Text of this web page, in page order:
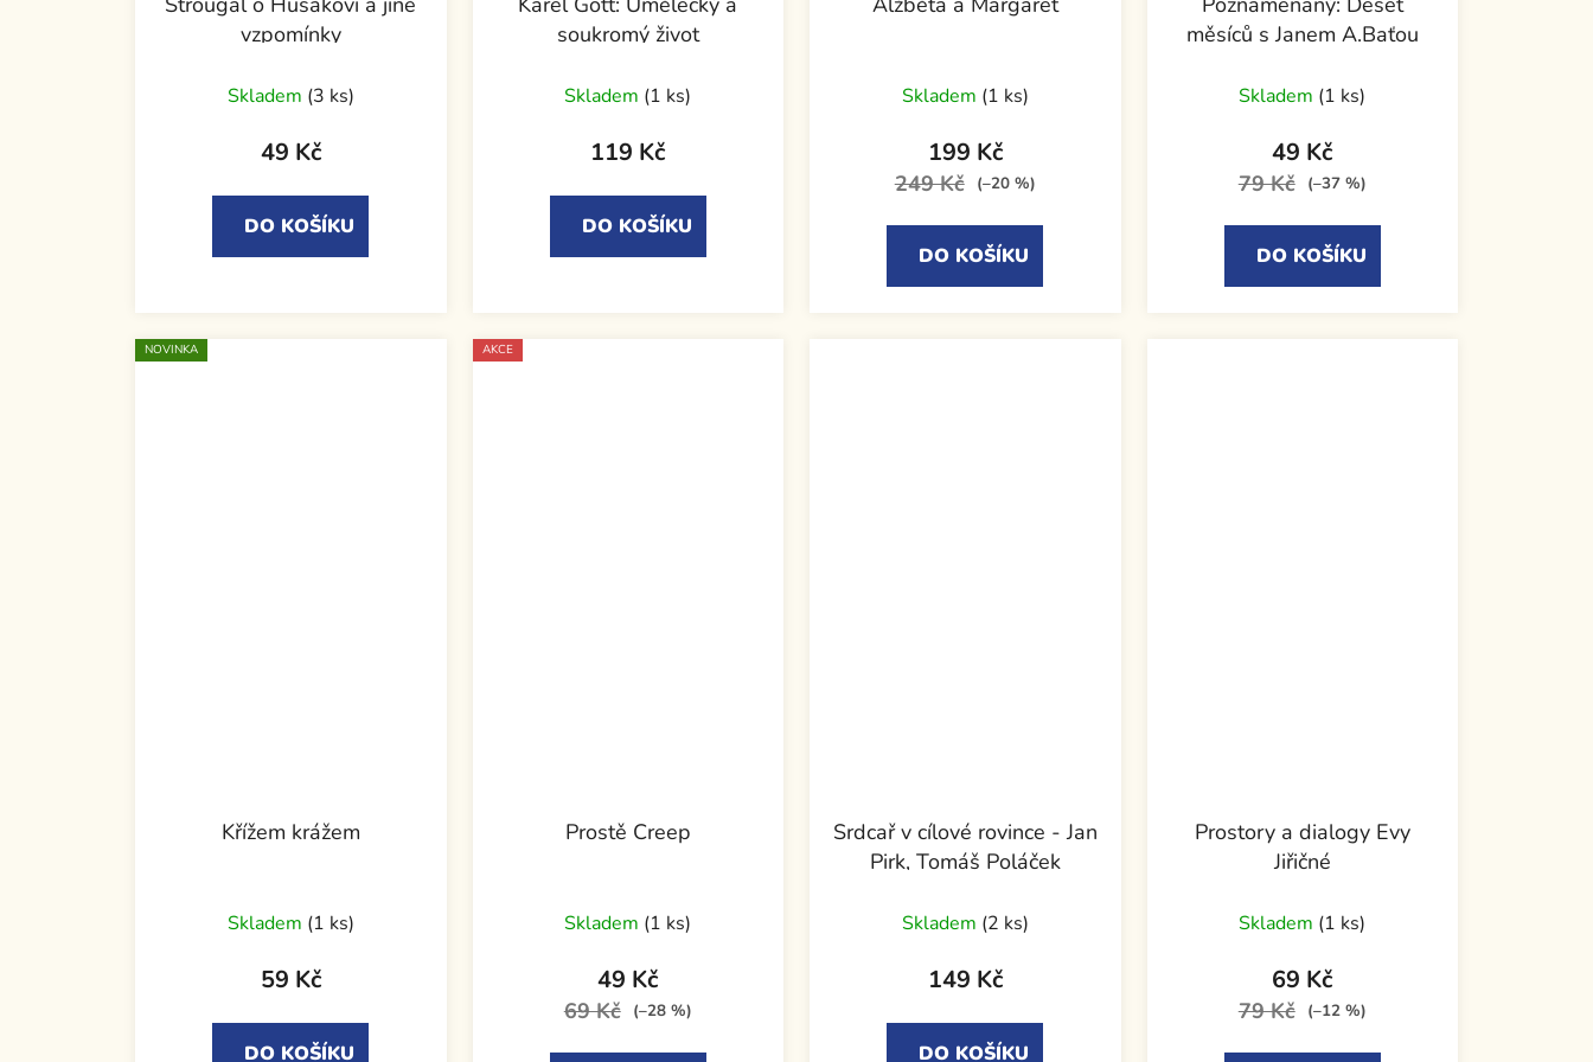
vzpomínky
Skladem (3 ks)
49 Kč
DO KOŠÍKU
soukromý život
Skladem (1 ks)
119 Kč
DO KOŠÍKU
Skladem (1 ks)
199 Kč
249 Kč (–20 %)
DO KOŠÍKU
měsíců s Janem A.Baťou
Skladem (1 ks)
49 Kč
79 Kč (–37 %)
DO KOŠÍKU
NOVINKA
Křížem krážem
Skladem (1 ks)
59 Kč
DO KOŠÍKU
AKCE
Prostě Creep
Skladem (1 ks)
49 Kč
69 Kč (–28 %)
Srdcař v cílové rovince - Jan
Pirk, Tomáš Poláček
Skladem (2 ks)
149 Kč
DO KOŠÍKU
Prostory a dialogy Evy
Jiřičné
Skladem (1 ks)
69 Kč
79 Kč (–12 %)